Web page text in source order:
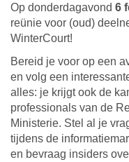
Op donderdagavond 6
reünie voor (oud)
WinterCourt!
Bereid je voor op een
en volg een
alles: je krijgt ook de
professionals van de
Ministerie. Stel al je
tijdens de
en bevraag insiders